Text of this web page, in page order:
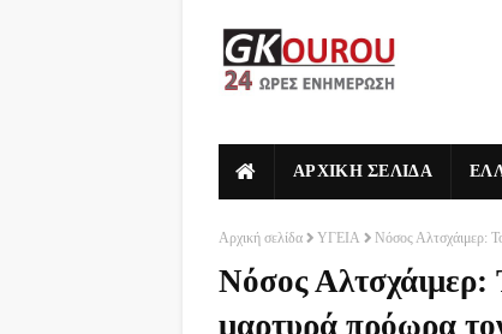
ΑΡΧΙΚΗ ΣΕΛΙΔΑ
Αρχική σελίδα ΥΓΕΙΑ Νόσος Αλτσχάιμερ:
Νόσος Αλτσχάιμερ:
μαρτυρά πρόωρα